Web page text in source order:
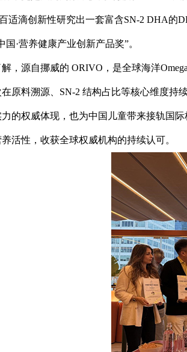
适滴创新性研究出一套富含SN-2 DHA的
国·营养健康产业创新产品奖”。
，源自挪威的 ORIVO，是全球海洋
原料溯源、SN-2 结构占比等核心维度
的权威体现，也为中国儿童带来接轨国
活性，收获全球权威机构的持续认可。